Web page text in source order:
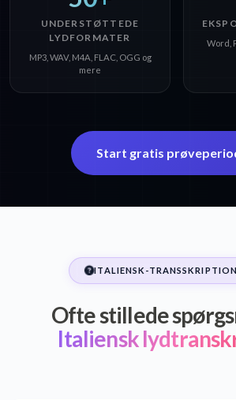
UNDERSTØTTEDE
LYDFORMATER
MP3, WAV, M4A, FLAC, OGG og
mere
Word,
Start gratis
ITALIENSK-
Ofte stillede
Italiensk